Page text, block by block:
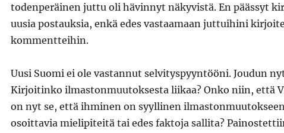
todenperäinen juttu oli hävinnyt näkyvistä. En päässyt
uusia postauksia, enkä edes vastaamaan juttuihini
kommentteihin.
Uusi Suomi ei ole vastannut selvityspyyntööni. Joudun
Kirjoitinko ilmastonmuutoksesta liikaa? Onko niin, että
on nyt se, että ihminen on syyllinen
osoittavia mielipiteitä tai edes faktoja sallita?